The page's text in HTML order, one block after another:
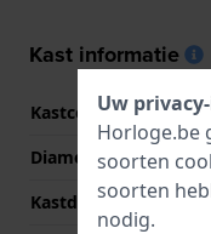
Kast informatie
Kastcode
Diameter
Kastdikte
Uw
Horloge.be
soorten
soorten
nodig.